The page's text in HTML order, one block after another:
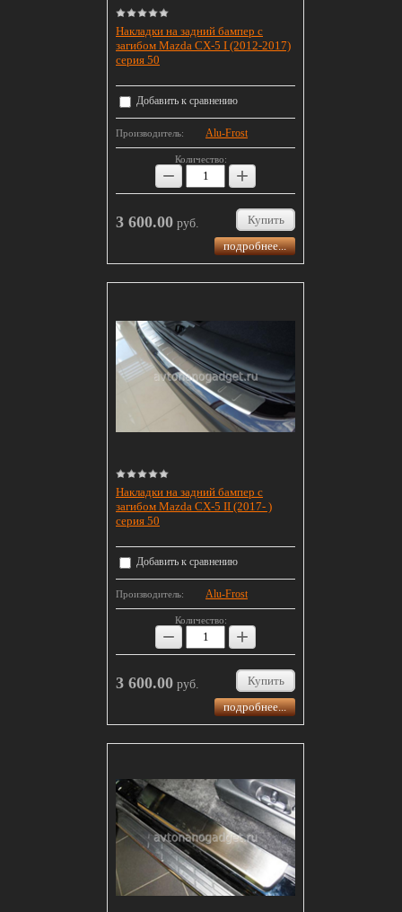
Накладки на задний бампер с
загибом Mazda CX-5 I (2012-2017)
серия 50
Добавить к сравнению
Производитель: Alu-Frost
Количество:
− +
3 600.00 руб.
Купить
подробнее...
Накладки на задний бампер с
загибом Mazda CX-5 II (2017- )
серия 50
Добавить к сравнению
Производитель: Alu-Frost
Количество:
− +
3 600.00 руб.
Купить
подробнее...